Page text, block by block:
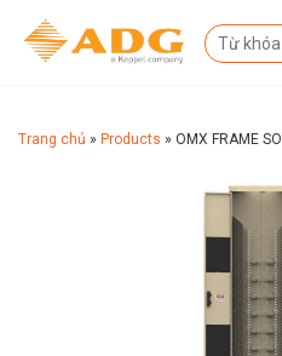
Trang chủ » Products » OMX FRAME